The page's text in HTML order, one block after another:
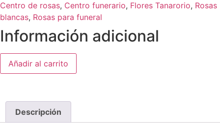
Centro de rosas, Centro funerario, Flores Tanarorio, Rosas
blancas, Rosas para funeral
Información adicional
Añadir al carrito
Descripción